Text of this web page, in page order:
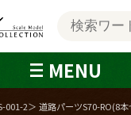
MENU
001-2＞ 道路パーツS70-RO(8